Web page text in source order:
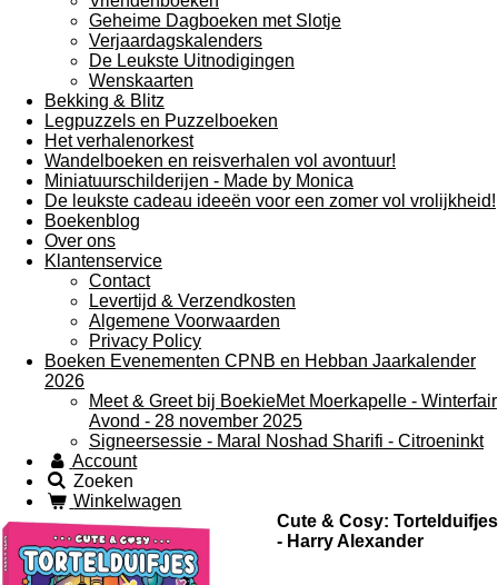
Geheime Dagboeken met Slotje
Verjaardagskalenders
De Leukste Uitnodigingen
Wenskaarten
Bekking & Blitz
Legpuzzels en Puzzelboeken
Het verhalenorkest
Wandelboeken en reisverhalen vol avontuur!
Miniatuurschilderijen - Made by Monica
De leukste cadeau ideeën voor een zomer vol vrolijkheid!
Boekenblog
Over ons
Klantenservice
Contact
Levertijd & Verzendkosten
Algemene Voorwaarden
Privacy Policy
Boeken Evenementen CPNB en Hebban Jaarkalender
2026
Meet & Greet bij BoekieMet Moerkapelle - Winterfair
Avond - 28 november 2025
Signeersessie - Maral Noshad Sharifi - Citroeninkt
Account
Zoeken
Winkelwagen
Cute & Cosy: Tortelduifjes
- Harry Alexander